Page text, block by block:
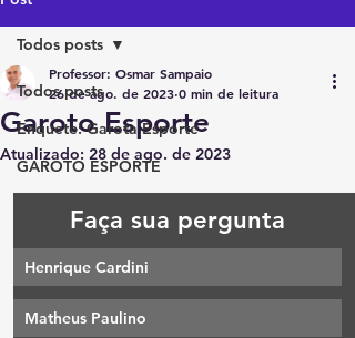
Todos posts
Enquete: Garota Esporte
GAROTO ESPORTE
Todos posts
Garoto Esporte
Professor: Osmar Sampaio
26 de ago. de 2023 0 min de leitura
Atualizado: 28 de ago. de 2023
Faça sua pergunta
Henrique Cardini
Matheus Paulino